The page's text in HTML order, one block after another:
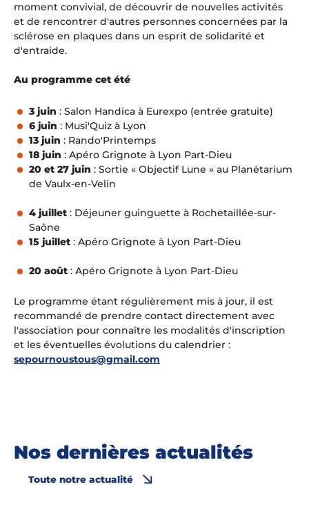
moment convivial, de découvrir de nouvelles activités
et de rencontrer d'autres personnes concernées par la
sclérose en plaques dans un esprit de solidarité et
d'entraide.
Au programme cet été
3 juin : Salon Handica à Eurexpo (entrée gratuite)
6 juin : Musi'Quiz à Lyon
13 juin : Rando'Printemps
18 juin : Apéro Grignote à Lyon Part-Dieu
20 et 27 juin : Sortie « Objectif Lune » au Planétarium
de Vaulx-en-Velin
4 juillet : Déjeuner guinguette à Rochetaillée-sur-
Saône
15 juillet : Apéro Grignote à Lyon Part-Dieu
20 août : Apéro Grignote à Lyon Part-Dieu
Le programme étant régulièrement mis à jour, il est
recommandé de prendre contact directement avec
l'association pour connaître les modalités d'inscription
et les éventuelles évolutions du calendrier :
sepournoustous@gmail.com
Nos dernières actualités
Toute notre actualité